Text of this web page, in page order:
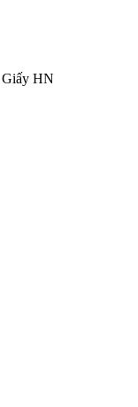
Giấy HN